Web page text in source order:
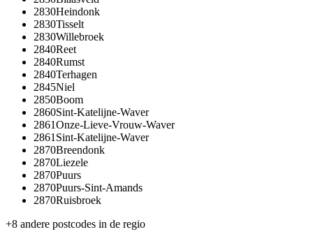
2830Heindonk
2830Tisselt
2830Willebroek
2840Reet
2840Rumst
2840Terhagen
2845Niel
2850Boom
2860Sint-Katelijne-Waver
2861Onze-Lieve-Vrouw-Waver
2861 Sint-Katelijne-Waver
2870Breendonk
2870Liezele
2870Puurs
2870Puurs-Sint-Amands
2870Ruisbroek
+8 andere postcodes in de regio